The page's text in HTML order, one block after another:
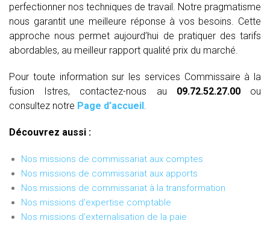
perfectionner nos techniques de travail. Notre pragmatisme
nous garantit une meilleure réponse à vos besoins. Cette
approche nous permet aujourd’hui de pratiquer des tarifs
abordables, au meilleur rapport qualité prix du marché.
Pour toute information sur les services Commissaire à la
fusion Istres, contactez-nous au 09.72.52.27.00ou
consultez notre Page d’accueil
Découvrez aussi :
Nos missions de commissariat aux comptes
Nos missions de commissariat aux apports
Nos missions de commissariat à la transformation
Nos missions d'expertise comptable
Nos missions d'externalisation de la paie